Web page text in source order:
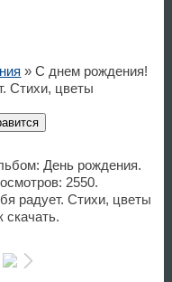
» С днем рождения!
Стихи, цветы
День рождения.
2550.
радует. Стихи, цветы
скачать.